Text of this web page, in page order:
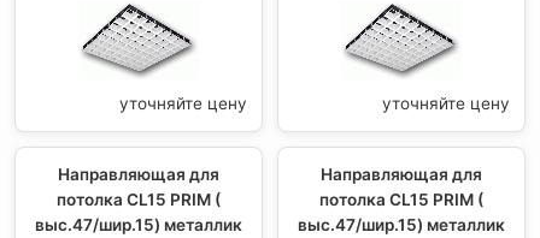
уточняйте цену уточняйте цену
Направляющая для
потолка CL15 PRIM (
выс.47/шир.15) металлик
Направляющая для
потолка CL15 PRIM (
выс.47/шир.15) металлик